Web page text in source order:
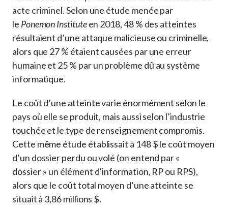
acte criminel. Selon une étude menée par
le Ponemon Instituteen 2018, 48 % des atteintes
résultaient d’une attaque malicieuse ou criminelle,
alors que 27 % étaient causées par une erreur
humaine et 25 % par un problème dû au système
informatique.
Le coût d’une atteinte varie énormément selon le
pays où elle se produit, mais aussi selon l’industrie
touchée et le type de renseignement compromis.
Cette même étude établissait à 148 $ le coût moyen
d’un dossier perdu ou volé (on entend par «
dossier » un élément d’information, RP ou RPS),
alors que le coût total moyen d’une atteinte se
situait à 3,86 millions $.